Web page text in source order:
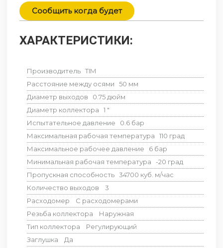
Сообщить когда будет
ХАРАКТЕРИСТИКИ:
Производитель TIM
Расстояние между осями
50 мм
Диаметр выходов
0.75 дюйм
Диаметр коллектора
1 "
Испытательное давление
0.6 бар
Максимальная рабочая температура
110 град
Максимальное рабочее давление
6 бар
Минимальная рабочая температура
-20 град
Пропускная способность 34700 куб. м/час
Количество выходов
3
Расходомер
С расходомерами
Резьба коллектора
Наружная
Тип коллектора
Регулирующий
Заглушка
Да